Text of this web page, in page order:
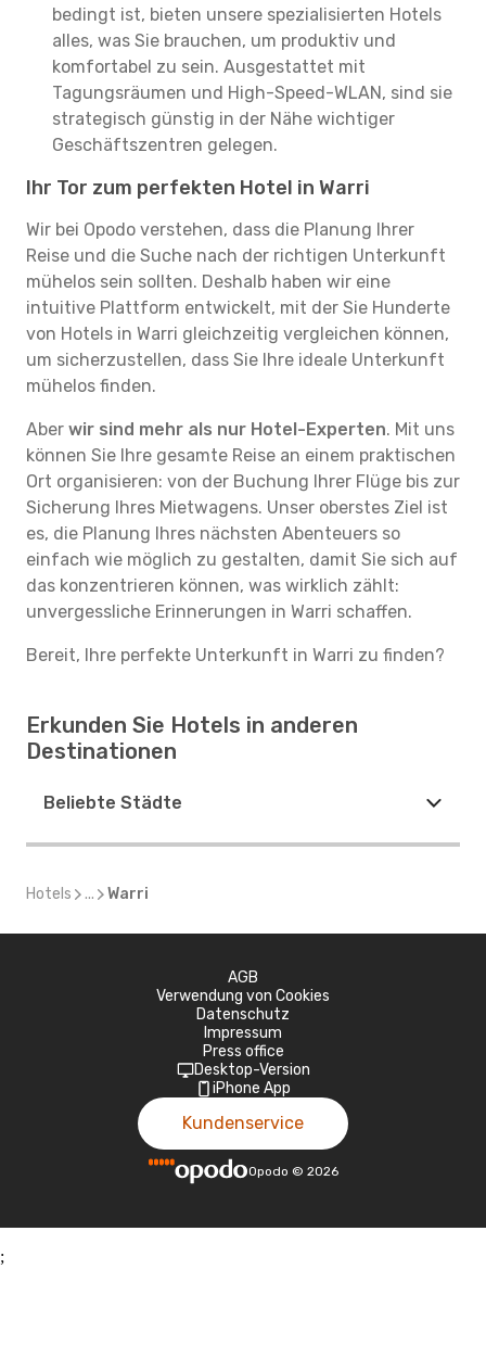
bedingt ist, bieten unsere spezialisierten Hotels
alles, was Sie brauchen, um produktiv und
komfortabel zu sein. Ausgestattet mit
Tagungsräumen und High-Speed-WLAN, sind sie
strategisch günstig in der Nähe wichtiger
Geschäftszentren gelegen.
Ihr Tor zum perfekten Hotel in Warri
Wir bei Opodo verstehen, dass die Planung Ihrer
Reise und die Suche nach der richtigen Unterkunft
mühelos sein sollten. Deshalb haben wir eine
intuitive Plattform entwickelt, mit der Sie Hunderte
von Hotels in Warri gleichzeitig vergleichen können,
um sicherzustellen, dass Sie Ihre ideale Unterkunft
mühelos finden.
Aber wir sind mehr als nur Hotel-Experten. Mit uns
können Sie Ihre gesamte Reise an einem praktischen
Ort organisieren: von der Buchung Ihrer Flüge bis zur
Sicherung Ihres Mietwagens. Unser oberstes Ziel ist
es, die Planung Ihres nächsten Abenteuers so
einfach wie möglich zu gestalten, damit Sie sich auf
das konzentrieren können, was wirklich zählt:
unvergessliche Erinnerungen in Warri schaffen.
Bereit, Ihre perfekte Unterkunft in Warri zu finden?
Erkunden Sie Hotels in anderen
Destinationen
Beliebte Städte
Hotels ... Warri
AGB
Verwendung von Cookies
Datenschutz
Impressum
Press office
Desktop-Version
iPhone App
Kundenservice
Opodo © 2026
;